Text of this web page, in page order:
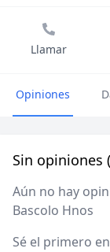
Llamar
Opiniones
Sin opiniones
Aún no hay
Bascolo Hnos
Sé el primero